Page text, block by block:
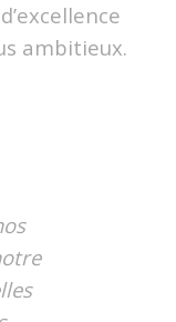
ambitieux.